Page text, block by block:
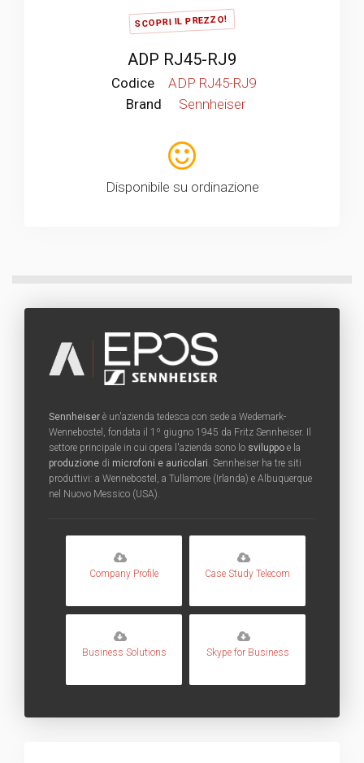
SCOPRI IL PREZZO!
ADP RJ45-RJ9
Codice
ADP RJ45-RJ9
Brand
Sennheiser
Disponibile su ordinazione
Sennheiser è un'azienda tedesca con sede a Wedemark-
Wennebostel, fondata il 1º giugno 1945 da Fritz Sennheiser. Il
settore principale in cui opera l'azienda sono lo sviluppo e la
produzione di microfoni e auricolari . Sennheiser ha tre siti
produttivi: a Wennebostel, a Tullamore (Irlanda) e Albuquerque
nel Nuovo Messico (USA).
Company Profile Case Study Telecom
Business Solutions Skype for Business